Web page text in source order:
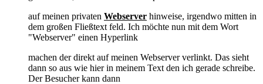
auf meinen privaten Webserver hinweise, irgendwo mitten in
dem großen Fließtext feld. Ich möchte nun mit dem Wort
"Webserver" einen Hyperlink
machen der direkt auf meinen Webserver verlinkt. Das sieht
dann so aus wie hier in meinem Text den ich gerade schreibe.
Der Besucher kann dann